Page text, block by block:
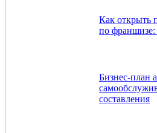
Как открыть
по франшизе:
Бизнес-план
составления